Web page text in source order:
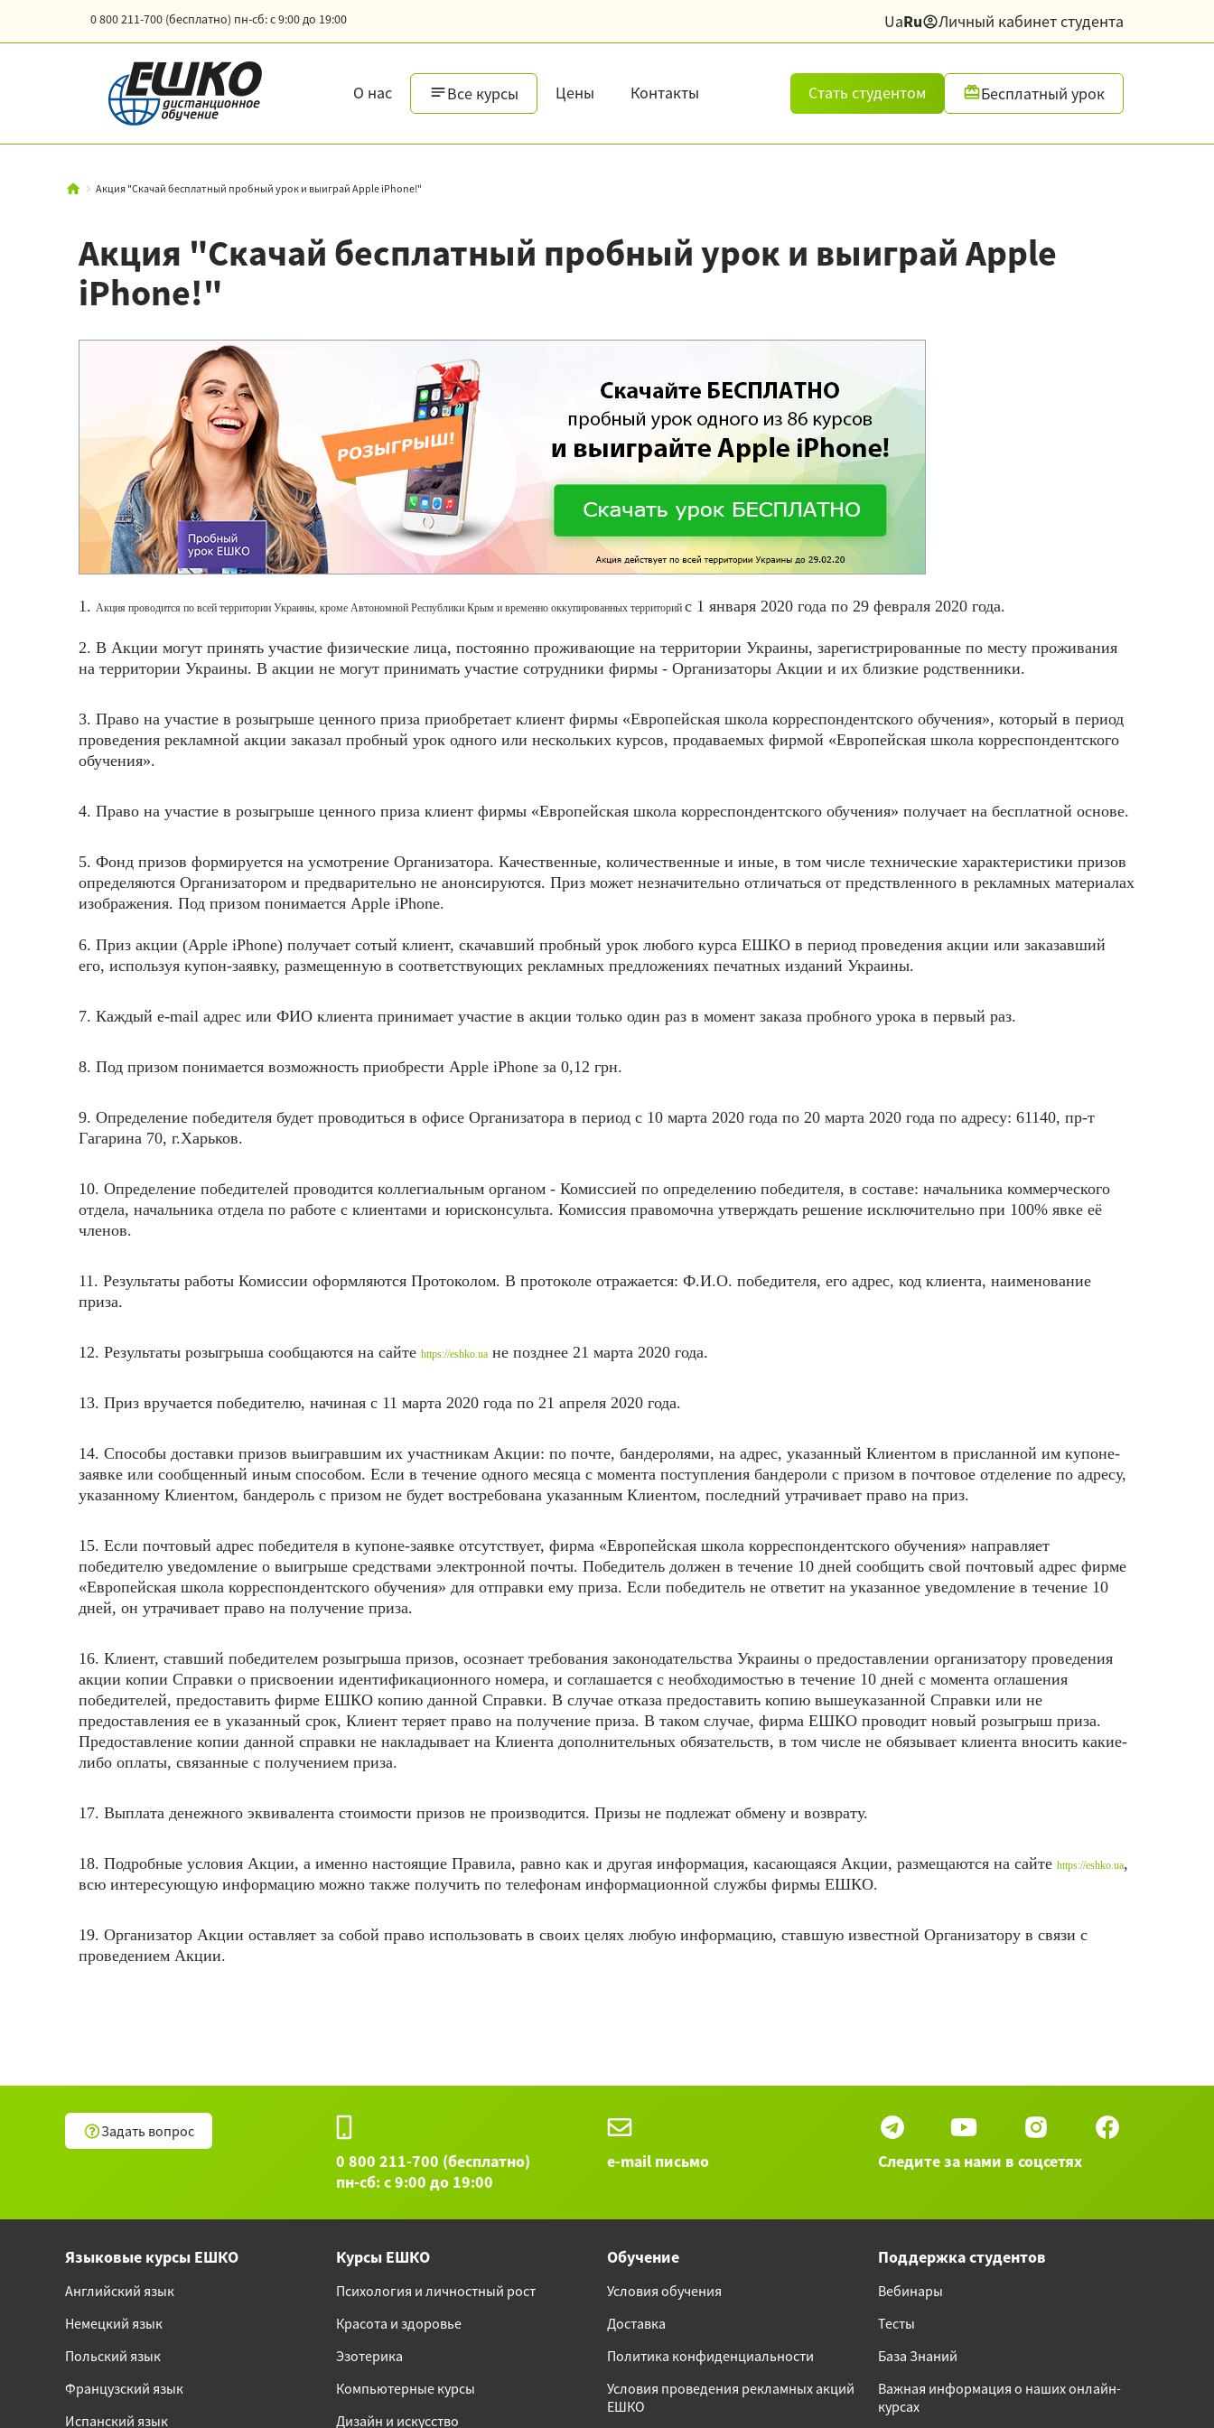
0 800 211-700 (бесплатно) пн-сб: с 9:00 до 19:00 UaRu Личный кабинет студента
О нас Все курсы Цены Контакты Стать студентом Бесплатный урок
Акция "Скачай бесплатный пробный урок и выиграй Apple iPhone!"
Акция "Скачай бесплатный пробный урок и выиграй Apple
iPhone!"
1. Акция проводится по всей территории Украины, кроме Автономной Республики Крым и временно оккупированных территорий с 1 января 2020 года по 29 февраля 2020 года.
2. В Акции могут принять участие физические лица, постоянно проживающие на территории Украины, зарегистрированные по месту проживания
на территории Украины. В акции не могут принимать участие сотрудники фирмы - Организаторы Акции и их близкие родственники.
3. Право на участие в розыгрыше ценного приза приобретает клиент фирмы «Европейская школа корреспондентского обучения», который в период
проведения рекламной акции заказал пробный урок одного или нескольких курсов, продаваемых фирмой «Европейская школа корреспондентского
обучения».
4. Право на участие в розыгрыше ценного приза клиент фирмы «Европейская школа корреспондентского обучения» получает на бесплатной основе.
5. Фонд призов формируется на усмотрение Организатора. Качественные, количественные и иные, в том числе технические характеристики призов
определяются Организатором и предварительно не анонсируются. Приз может незначительно отличаться от предствленного в рекламных материалах
изображения. Под призом понимается Apple iPhone.
6. Приз акции (Apple iPhone) получает сотый клиент, скачавший пробный урок любого курса ЕШКО в период проведения акции или заказавший
его, используя купон-заявку, размещенную в соответствующих рекламных предложениях печатных изданий Украины.
7. Каждый e-mail адрес или ФИО клиента принимает участие в акции только один раз в момент заказа пробного урока в первый раз.
8. Под призом понимается возможность приобрести Apple iPhone за 0,12 грн.
9. Определение победителя будет проводиться в офисе Организатора в период с 10 марта 2020 года по 20 марта 2020 года по адресу: 61140, пр-т
Гагарина 70, г.Харьков.
10. Определение победителей проводится коллегиальным органом - Комиссией по определению победителя, в составе: начальника коммерческого
отдела, начальника отдела по работе с клиентами и юрисконсульта. Комиссия правомочна утверждать решение исключительно при 100% явке её
членов.
11. Результаты работы Комиссии оформляются Протоколом. В протоколе отражается: Ф.И.О. победителя, его адрес, код клиента, наименование
приза.
12. Результаты розыгрыша сообщаются на сайте https://eshko.ua не позднее 21 марта 2020 года.
13. Приз вручается победителю, начиная с 11 марта 2020 года по 21 апреля 2020 года.
14. Способы доставки призов выигравшим их участникам Акции: по почте, бандеролями, на адрес, указанный Клиентом в присланной им купоне-
заявке или сообщенный иным способом. Если в течение одного месяца с момента поступления бандероли с призом в почтовое отделение по адресу,
указанному Клиентом, бандероль с призом не будет востребована указанным Клиентом, последний утрачивает право на приз.
15. Если почтовый адрес победителя в купоне-заявке отсутствует, фирма «Европейская школа корреспондентского обучения» направляет
победителю уведомление о выигрыше средствами электронной почты. Победитель должен в течение 10 дней сообщить свой почтовый адрес фирме
«Европейская школа корреспондентского обучения» для отправки ему приза. Если победитель не ответит на указанное уведомление в течение 10
дней, он утрачивает право на получение приза.
16. Клиент, ставший победителем розыгрыша призов, осознает требования законодательства Украины о предоставлении организатору проведения
акции копии Справки о присвоении идентификационного номера, и соглашается с необходимостью в течение 10 дней с момента оглашения
победителей, предоставить фирме ЕШКО копию данной Справки. В случае отказа предоставить копию вышеуказанной Справки или не
предоставления ее в указанный срок, Клиент теряет право на получение приза. В таком случае, фирма ЕШКО проводит новый розыгрыш приза.
Предоставление копии данной справки не накладывает на Клиента дополнительных обязательств, в том числе не обязывает клиента вносить какие-
либо оплаты, связанные с получением приза.
17. Выплата денежного эквивалента стоимости призов не производится. Призы не подлежат обмену и возврату.
18. Подробные условия Акции, а именно настоящие Правила, равно как и другая информация, касающаяся Акции, размещаются на сайте https://eshko.ua,
всю интересующую информацию можно также получить по телефонам информационной службы фирмы ЕШКО.
19. Организатор Акции оставляет за собой право использовать в своих целях любую информацию, ставшую известной Организатору в связи с
проведением Акции.
Задать вопрос
0 800 211-700 (бесплатно)
пн-сб: с 9:00 до 19:00
e-mail письмо Следите за нами в соцсетях
Языковые курсы ЕШКО
Английский язык
Немецкий язык
Польский язык
Французский язык
Испанский язык
Курсы ЕШКО
Психология и личностный рост
Красота и здоровье
Эзотерика
Компьютерные курсы
Дизайн и искусство
Обучение
Условия обучения
Доставка
Политика конфиденциальности
Условия проведения рекламных акций
ЕШКО
Поддержка студентов
Вебинары
Тесты
База Знаний
Важная информация о наших онлайн-
курсах